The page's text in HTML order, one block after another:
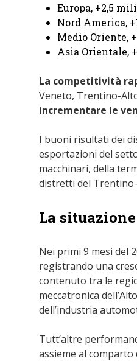
Europa, +2,5
Nord America,
Medio Oriente,
Asia Orientale,
La competitività
Veneto, Trentino-
incrementare le
I buoni risultati dei
esportazioni del
macchinari, della
distretti del
La
Nei primi 9 mesi del
registrando una
contenuto tra le
meccatronica
dell’industria
Tutt’altre
assieme al